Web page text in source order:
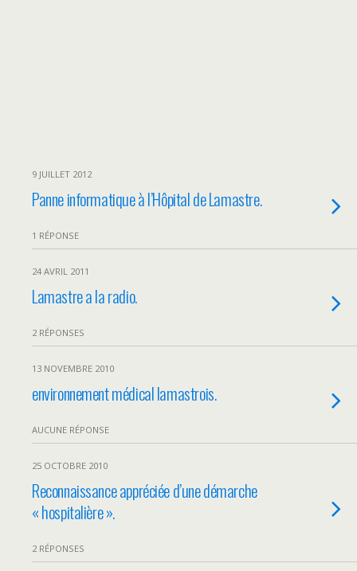
9 JUILLET 2012
Panne informatique à l’Hôpital de Lamastre.
1 RÉPONSE
24 AVRIL 2011
Lamastre a la radio.
2 RÉPONSES
13 NOVEMBRE 2010
environnement médical lamastrois.
AUCUNE RÉPONSE
25 OCTOBRE 2010
Reconnaissance appréciée d’une démarche
« hospitalière ».
2 RÉPONSES